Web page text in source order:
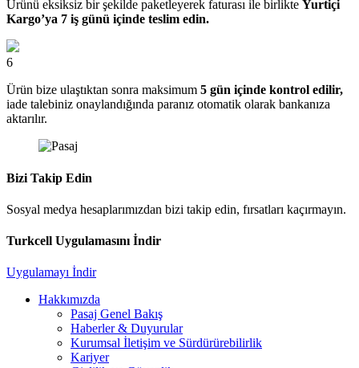
Ürünü eksiksiz bir şekilde paketleyerek faturası ile birlikte Yurtiçi
Kargo’ya 7 iş günü içinde teslim edin.
6
Ürün bize ulaştıktan sonra maksimum 5 gün içinde kontrol edilir,
iade talebiniz onaylandığında paranız otomatik olarak bankanıza
aktarılır.
Bizi Takip Edin
Sosyal medya hesaplarımızdan bizi takip edin, fırsatları kaçırmayın.
Turkcell Uygulamasını İndir
Uygulamayı İndir
Hakkımızda
Pasaj Genel Bakış
Haberler & Duyurular
Kurumsal İletişim ve Sürdürürebilirlik
Kariyer